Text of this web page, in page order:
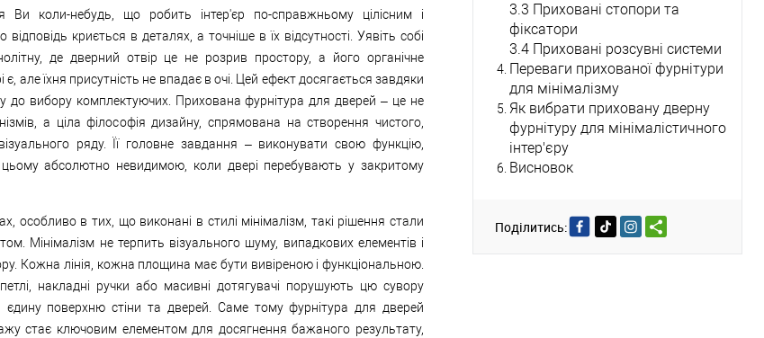
Ви коли-небудь, що робить інтер'єр по-справжньому цілісним і
відповідь криється в деталях, а точніше в їх відсутності. Уявіть собі
де дверний отвір це не розрив простору, а його органічне
але їхня присутність не впадає в очі. Цей ефект досягається завдяки
до вибору комплектуючих. Прихована фурнітура для дверей – це не
а ціла філософія дизайну, спрямована на створення чистого,
ряду. Її головне завдання – виконувати свою функцію,
абсолютно невидимою, коли двері перебувають у закритому
особливо в тих, що виконані в стилі мінімалізм, такі рішення стали
Мінімалізм не терпить візуального шуму, випадкових елементів і
Кожна лінія, кожна площина має бути вивіреною і функціональною.
петлі, накладні ручки або масивні дотягувачі порушують цю сувору
єдину поверхню стіни та дверей. Саме тому фурнітура для дверей
стає ключовим елементом для досягнення бажаного результату,
3.3 Приховані стопори та
фіксатори
3.4 Приховані розсувні системи
Переваги прихованої фурнітури
для мінімалізму
Як вибрати приховану дверну
фурнітуру для мінімалістичного
інтер'єру
Висновок
Поділитись: